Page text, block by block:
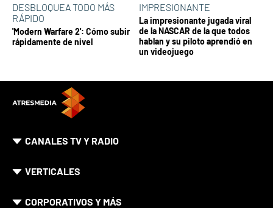
DESBLOQUEA TODO MÁS
RÁPIDO
'Modern Warfare 2': Cómo subir
rápidamente de nivel
IMPRESIONANTE
La impresionante jugada viral
de la NASCAR de la que todos
hablan y su piloto aprendió en
un videojuego
CANALES TV Y RADIO
VERTICALES
CORPORATIVOS Y MÁS